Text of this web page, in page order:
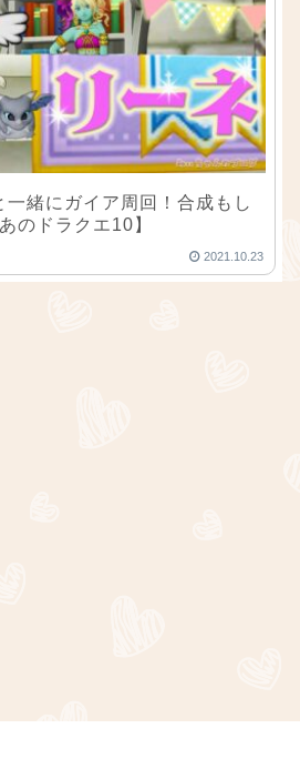
一緒にガイア周回！合成もし
のドラクエ10】
2021.10.23